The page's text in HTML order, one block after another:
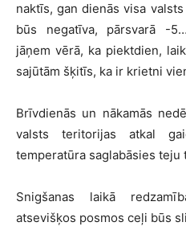
naktīs, gan dienās visa
būs negatīva, pārsvarā -
jāņem vērā, ka piektdien,
sajūtām šķitīs, ka ir krietni
Brīvdienās un nākamās
valsts teritorijas atkal
temperatūra saglabāsies teju
Snigšanas laikā
atsevišķos posmos ceļi būs